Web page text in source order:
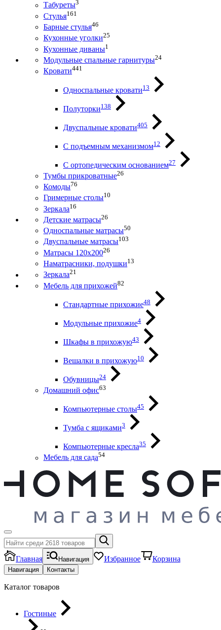
Табуреты3
Стулья161
Барные стулья46
Кухонные уголки25
Кухонные диваны1
Модульные спальные гарнитуры24
Кровати441
Односпальные кровати13
Полуторки138
Двуспальные кровати405
С подъемным механизмом12
С ортопедическим основанием27
Тумбы прикроватные26
Комоды76
Гримерные столы10
Зеркала16
Детские матрасы26
Односпальные матрасы50
Двуспальные матрасы103
Матрасы 120х20026
Наматрасники, подушки13
Зеркала21
Мебель для прихожей82
Стандартные прихожие48
Модульные прихожие4
Шкафы в прихожую43
Вешалки в прихожую10
Обувницы24
Домашний офис63
Компьютерные столы45
Тумба с ящиками3
Компьютерные кресла35
Мебель для сада54
Главная Навигация Избранное Корзина
Навигация Контакты
Каталог товаров
Гостиные